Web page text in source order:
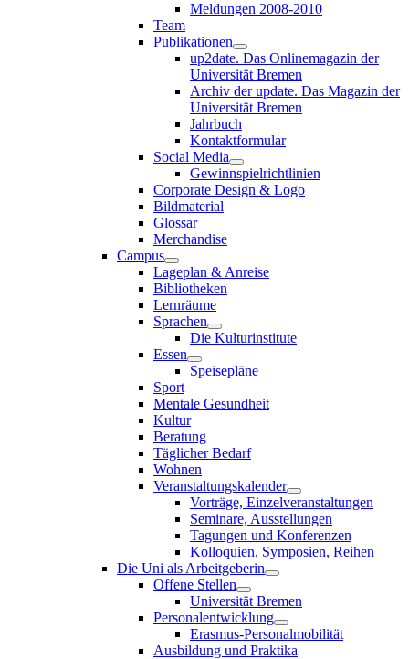
Meldungen 2008-2010
Team
Publikationen
up2date. Das Onlinemagazin der
Universität Bremen
Archiv der update. Das Magazin der
Universität Bremen
Jahrbuch
Kontaktformular
Social Media
Gewinnspielrichtlinien
Corporate Design & Logo
Bildmaterial
Glossar
Merchandise
Campus
Lageplan & Anreise
Bibliotheken
Lernräume
Sprachen
Die Kulturinstitute
Essen
Speisepläne
Sport
Mentale Gesundheit
Kultur
Beratung
Täglicher Bedarf
Wohnen
Veranstaltungskalender
Vorträge, Einzelveranstaltungen
Seminare, Ausstellungen
Tagungen und Konferenzen
Kolloquien, Symposien, Reihen
Die Uni als Arbeitgeberin
Offene Stellen
Universität Bremen
Personalentwicklung
Erasmus-Personalmobilität
Ausbildung und Praktika